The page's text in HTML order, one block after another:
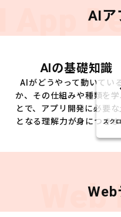
App AIア
AIの基礎知識
AIがどうやって動いてい
か、その仕組みや種類を学
とで、アプリ開発に必要な
となる理解力が身につき
スク
Web